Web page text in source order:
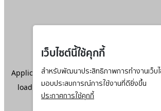
เว็บไซต์นี้ใช้คุกกี้
สำหรับพัฒนาประสิทธิภาพการทำงานเว็บ
มอบประสบการณ์การใช้งานที่ดียิ่งขึ้น
ประกาศการใช้คุกกี้
Application error: aclient-side exception
loadingwww.ktc.co.th(see the browser
information).